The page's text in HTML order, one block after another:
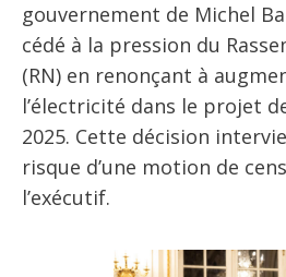
gouvernement de Michel
cédé à la pression du
(RN) en renonçant à
l’électricité dans le projet
2025. Cette décision
risque d’une motion de
l’exécutif.